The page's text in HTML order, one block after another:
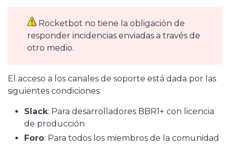
Rocketbot no tiene la obligación de
responder incidencias enviadas a través de
otro medio.
El acceso a los canales de soporte está dada por las
siguientes condiciones:
Slack: Para desarrolladores BBR1+ con licencia
de producción
Foro: Para todos los miembros de la comunidad